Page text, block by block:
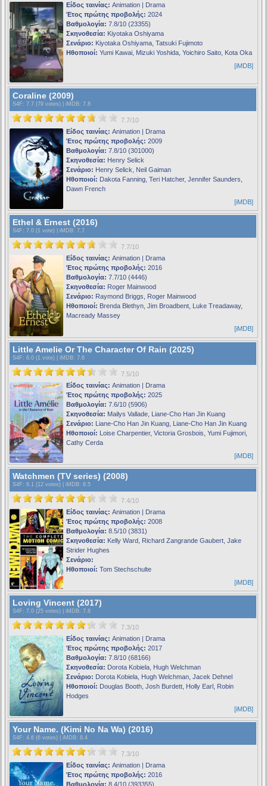
Είδος ταινίας: Animation | Drama
Έτος πρώτης προβολής: 2024
Βαθμολογία: 7.8/10 (23355)
Σκηνοθεσία: Kiyotaka Oshiyama
Σενάριο: Kiyotaka Oshiyama, Tatsuki Fujimoto
Ηθοποιοί: Yumi Kawai, Mizuki Yoshida, Yoichiro Saito, Kota Oka
[iMDB]
Coraline (2009)
S4F : 7.7 (79 votes) | iMDB: 7.8
7.7/10
Είδος ταινίας: Animation | Drama
Έτος πρώτης προβολής: 2009
Βαθμολογία: 7.8/10 (301000)
Σκηνοθεσία: Henry Selick
Σενάριο: Henry Selick, Neil Gaiman
Ηθοποιοί: Dakota Fanning, Teri Hatcher, Jennifer Saunders,
Dawn French
[iMDB]
Ethel & Ernest (2016)
S4F : 7.0 (1 vote) | iMDB: 7.7
7.7/10
Είδος ταινίας: Animation | Drama
Έτος πρώτης προβολής: 2016
Βαθμολογία: 7.7/10 (4446)
Σκηνοθεσία: Roger Mainwood
Σενάριο: Raymond Briggs, Roger Mainwood
Ηθοποιοί: Brenda Blethyn, Jim Broadbent, Luke Treadaway,
Macready Massey
[iMDB]
Little Amelie Or The Character Of Rain (2025)
S4F : 6.0 (1 vote) | iMDB: 7.6
7.5/10
Είδος ταινίας: Animation | Drama
Έτος πρώτης προβολής: 2025
Βαθμολογία: 7.6/10 (5906)
Σκηνοθεσία: Mailys Vallade, Liane-Cho Han Jin Kuang
Σενάριο: Liane-Cho Han Jin Kuang, Liane-Cho Han Jin Kuang
Ηθοποιοί: Loise Charpentier, Victoria Grosbois, Yumi Fujimori,
Cathy Cerda
[iMDB]
Watchmen (TV series) (2008)
S4F : 6.1 (12 votes) | iMDB: 8.5
7.4/10
Είδος ταινίας: Animation | Drama
Έτος πρώτης προβολής: 2008
Βαθμολογία: 8.5/10 (3831)
Σκηνοθεσία: Kelly Ward, Richard Zangrande Gaubert, Jake
Strider Hughes
Σενάριο:
Ηθοποιοί: Tom Stechschulte
[iMDB]
Loving Vincent (2017)
S4F : 7.0 (25 votes) | iMDB: 7.8
7.3/10
Είδος ταινίας: Animation | Drama
Έτος πρώτης προβολής: 2017
Βαθμολογία: 7.8/10 (68166)
Σκηνοθεσία: Dorota Kobiela, Hugh Welchman
Σενάριο: Dorota Kobiela, Hugh Welchman, Jacek Dehnel
Ηθοποιοί: Douglas Booth, Josh Burdett, Holly Earl, Robin
Hodges
[iMDB]
Your Name. (Kimi No Na Wa) (2016)
S4F : 4.6 (6 votes) | iMDB: 8.4
7.3/10
Είδος ταινίας: Animation | Drama
Έτος πρώτης προβολής: 2016
Βαθμολογία: 8.4/10 (393355)